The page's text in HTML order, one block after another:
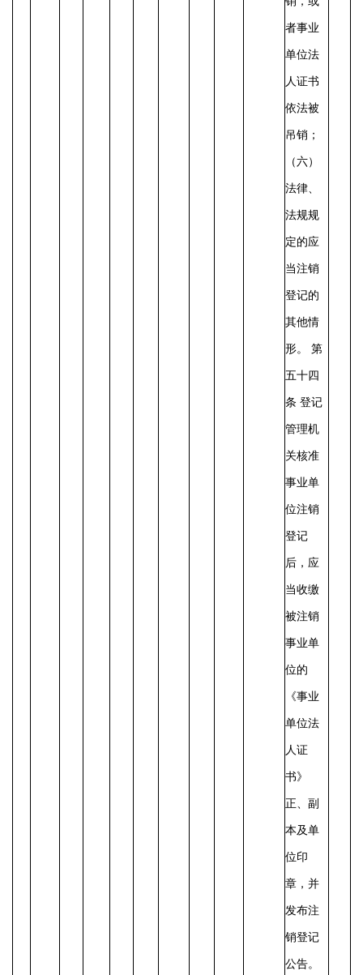
者事业
单位法
人证书
依法被
吊销；
（六）
法律、
法规规
定的应
当注销
登记的
其他情
形。 第
五十四
条 登记
管理机
关核准
事业单
位注销
登记
后，应
当收缴
被注销
事业单
位的
《事业
单位法
人证
书》
正、副
本及单
位印
章，并
发布注
销登记
公告。